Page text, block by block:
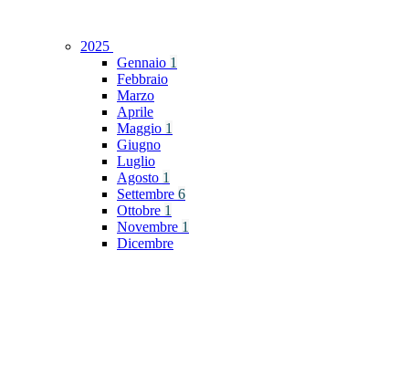
2025
Gennaio 1
Febbraio
Marzo
Aprile
Maggio 1
Giugno
Luglio
Agosto 1
Settembre 6
Ottobre 1
Novembre 1
Dicembre